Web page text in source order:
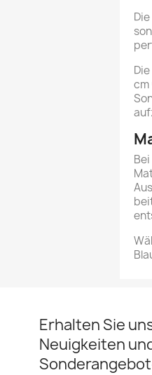
cm
Erhalten Sie
Neuigkeiten